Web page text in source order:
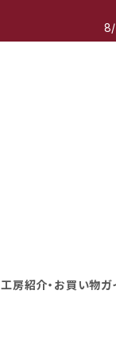
8/
工房紹介・お買い物ガ